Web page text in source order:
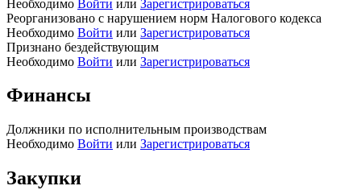
Необходимо Войти или Зарегистрироваться
Реорганизовано с нарушением норм Налогового кодекса
Необходимо Войти или Зарегистрироваться
Признано бездействующим
Необходимо Войти или Зарегистрироваться
Финансы
Должники по исполнительным производствам
Необходимо Войти или Зарегистрироваться
Закупки